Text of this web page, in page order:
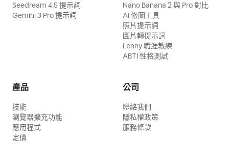
Seedream 4.5 提示詞
Gemini 3 Pro 提示詞
Nano Banana 2 與 Pro 對比
AI 修圖工具
照片提示詞
圖片轉提示詞
Lenny 職涯教練
ABTI 性格測試
產品
技能
瀏覽器擴充功能
應用程式
定價
公司
聯絡我們
隱私權政策
服務條款